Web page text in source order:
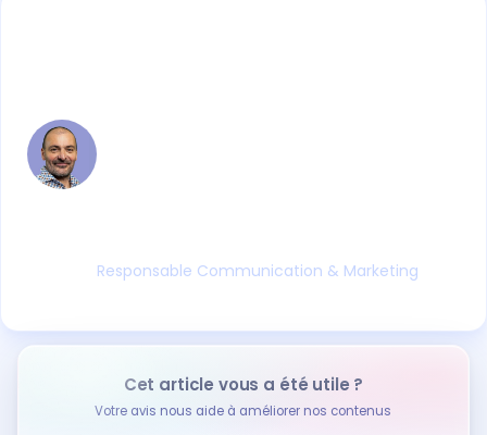
Responsable Communication & Marketing
Cet article vous a été utile ?
Votre avis nous aide à améliorer nos contenus